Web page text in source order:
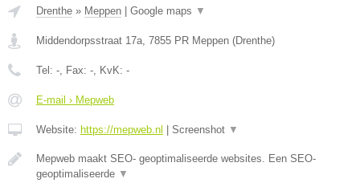
Drenthe » Meppen Google maps ▼
Middendorpsstraat 17a, 7855 PR Meppen (Drenthe)
Tel: -, Fax: -, KvK: -
E-mail › Mepweb
Website: https://mepweb.nl Screenshot ▼
Mepweb maakt SEO- geoptimaliseerde websites. Een SEO-
geoptimaliseerde ▼